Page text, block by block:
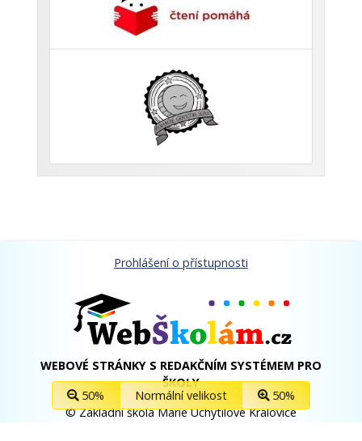
50% Normální velikost 50%
Prohlášení o přístupnosti
WEBOVÉ STRÁNKY S REDAKČNÍM SYSTÉMEM PRO
ŠKOLY
© Základní škola Marie Uchytilové Kralovice